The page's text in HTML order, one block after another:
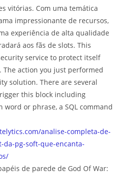
vitórias. Com uma temática
impressionante de recursos,
experiência de alta qualidade
aos fãs de slots. This
service to protect itself
The action you just performed
solution. There are several
this block including
or phrase, a SQL command
analise-completa-de-
da-pg-soft-que-encanta-
de parede de God Of War: